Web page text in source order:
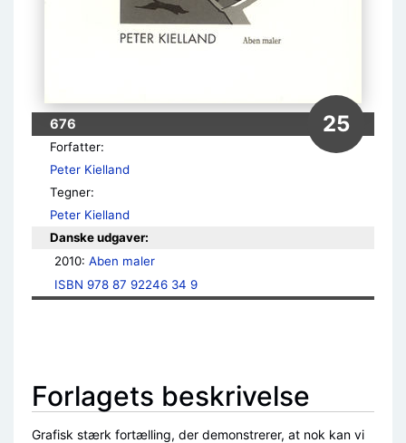
676 25
Forfatter:
Peter Kielland
Tegner:
Peter Kielland
Danske udgaver:
2010: Aben maler
ISBN 978 87 92246 34 9
Forlagets beskrivelse
Grafisk stærk fortælling, der demonstrerer, at nok kan vi